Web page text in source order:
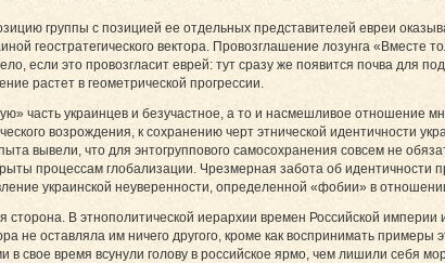
группы с позицией ее отдельных представителей евреи
геостратегического вектора. Провозглашение лозунга «Вместе
если это провозгласит еврей: тут сразу же появится почва для
растет в геометрической прогрессии.
часть украинцев и безучастное, а то и насмешливое отношение
возрождения, к сохранению черт этнической идентичности
вывели, что для энтогруппового самосохранения совсем не
процессам глобализации. Чрезмерная забота об идентичности
украинской неуверенности, определенной «фобии» в
сторона. В этнополитической иерархии времен Российской
не оставляла им ничего другого, кроме как воспринимать
свое время всунули голову в рос­сий­ское ярмо, чем лишили себя